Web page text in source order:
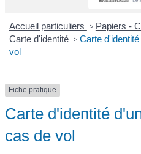
Accueil particuliers > Papiers -
Carte d'identité > Carte
vol
Fiche pratique
Carte d'identité
cas de vol